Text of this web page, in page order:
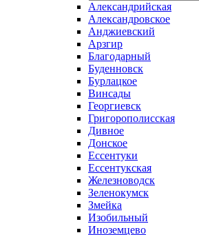
Александрийская
Александровское
Анджиевский
Арзгир
Благодарный
Буденновск
Бурлацкое
Винсады
Георгиевск
Григорополисская
Дивное
Донское
Ессентуки
Ессентукская
Железноводск
Зеленокумск
Змейка
Изобильный
Иноземцево